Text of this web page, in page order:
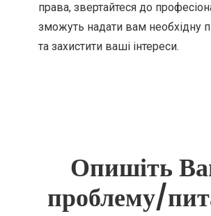
права, звертайтеся до
зможуть надати вам необхідну
та захистити ваші інтереси.
Опишіть
проблему/